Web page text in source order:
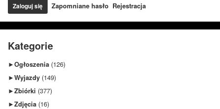
Zapomniane hasło Rejestracja
Kategorie
►Ogłoszenia (126)
►Wyjazdy (149)
►Zbiórki (377)
►Zdjęcia (16)